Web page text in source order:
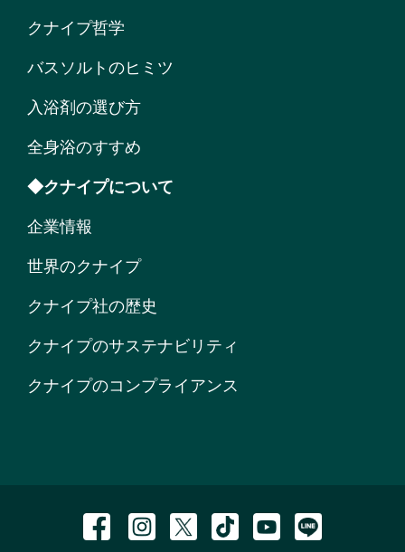
クナイプ哲学
バスソルトのヒミツ
入浴剤の選び方
全身浴のすすめ
◆クナイプについて
企業情報
世界のクナイプ
クナイプ社の歴史
クナイプのサステナビリティ
クナイプのコンプライアンス